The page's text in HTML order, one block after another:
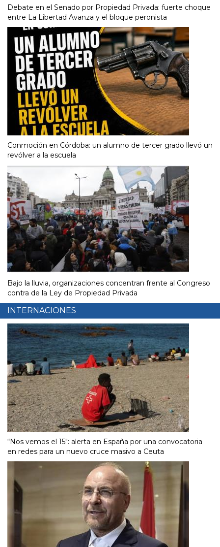
Debate en el Senado por Propiedad Privada: fuerte choque
entre La Libertad Avanza y el bloque peronista
Conmoción en Córdoba: un alumno de tercer grado llevó un
revólver a la escuela
Bajo la lluvia, organizaciones concentran frente al Congreso
contra de la Ley de Propiedad Privada
INTERNACIONES
“Nos vemos el 15″: alerta en España por una convocatoria
en redes para un nuevo cruce masivo a Ceuta